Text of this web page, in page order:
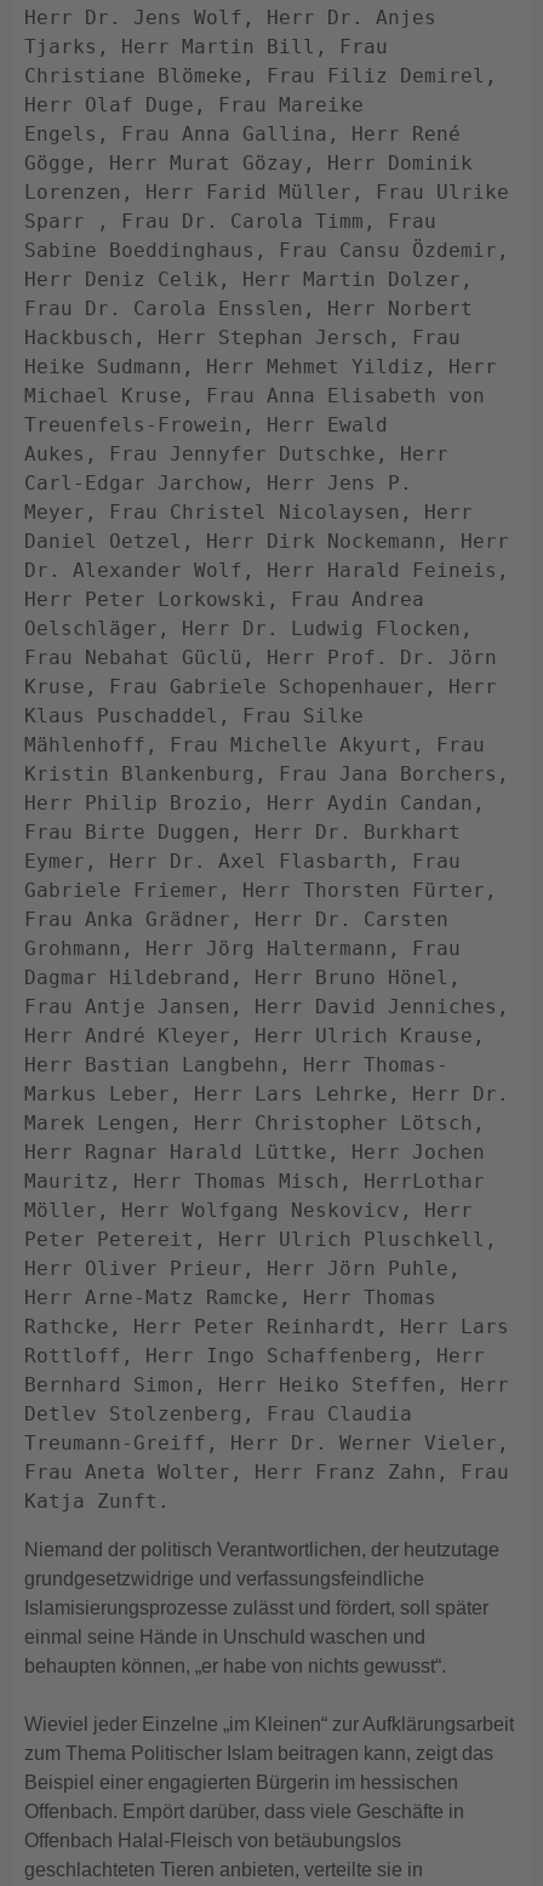
Herr Dr. Jens Wolf, Herr Dr. Anjes
Tjarks, Herr Martin Bill, Frau
Christiane Blömeke, Frau Filiz Demirel,
Herr Olaf Duge, Frau Mareike
Engels, Frau Anna Gallina, Herr René
Gögge, Herr Murat Gözay, Herr Dominik
Lorenzen, Herr Farid Müller, Frau Ulrike
Sparr , Frau Dr. Carola Timm, Frau
Sabine Boeddinghaus, Frau Cansu Özdemir,
Herr Deniz Celik, Herr Martin Dolzer,
Frau Dr. Carola Ensslen, Herr Norbert
Hackbusch, Herr Stephan Jersch, Frau
Heike Sudmann, Herr Mehmet Yildiz, Herr
Michael Kruse, Frau Anna Elisabeth von
Treuenfels-Frowein, Herr Ewald
Aukes, Frau Jennyfer Dutschke, Herr
Carl-Edgar Jarchow, Herr Jens P.
Meyer, Frau Christel Nicolaysen, Herr
Daniel Oetzel, Herr Dirk Nockemann, Herr
Dr. Alexander Wolf, Herr Harald Feineis,
Herr Peter Lorkowski, Frau Andrea
Oelschläger, Herr Dr. Ludwig Flocken,
Frau Nebahat Güclü, Herr Prof. Dr. Jörn
Kruse, Frau Gabriele Schopenhauer, Herr
Klaus Puschaddel, Frau Silke
Mählenhoff, Frau Michelle Akyurt, Frau
Kristin Blankenburg, Frau Jana Borchers,
Herr Philip Brozio, Herr Aydin Candan,
Frau Birte Duggen, Herr Dr. Burkhart
Eymer, Herr Dr. Axel Flasbarth, Frau
Gabriele Friemer, Herr Thorsten Fürter,
Frau Anka Grädner, Herr Dr. Carsten
Grohmann, Herr Jörg Haltermann, Frau
Dagmar Hildebrand, Herr Bruno Hönel,
Frau Antje Jansen, Herr David Jenniches,
Herr André Kleyer, Herr Ulrich Krause,
Herr Bastian Langbehn, Herr Thomas-
Markus Leber, Herr Lars Lehrke, Herr Dr.
Marek Lengen, Herr Christopher Lötsch,
Herr Ragnar Harald Lüttke, Herr Jochen
Mauritz, Herr Thomas Misch, HerrLothar
Möller, Herr Wolfgang Neskovicv, Herr
Peter Petereit, Herr Ulrich Pluschkell,
Herr Oliver Prieur, Herr Jörn Puhle,
Herr Arne-Matz Ramcke, Herr Thomas
Rathcke, Herr Peter Reinhardt, Herr Lars
Rottloff, Herr Ingo Schaffenberg, Herr
Bernhard Simon, Herr Heiko Steffen, Herr
Detlev Stolzenberg, Frau Claudia
Treumann-Greiff, Herr Dr. Werner Vieler,
Frau Aneta Wolter, Herr Franz Zahn, Frau
Katja Zunft.
Niemand der politisch Verantwortlichen, der heutzutage
grundgesetzwidrige und verfassungsfeindliche
Islamisierungsprozesse zulässt und fördert, soll später
einmal seine Hände in Unschuld waschen und
behaupten können, „er habe von nichts gewusst“.
Wieviel jeder Einzelne „im Kleinen“ zur Aufklärungsarbeit
zum Thema Politischer Islam beitragen kann, zeigt das
Beispiel einer engagierten Bürgerin im hessischen
Offenbach. Empört darüber, dass viele Geschäfte in
Offenbach Halal-Fleisch von betäubungslos
geschlachteten Tieren anbieten, verteilte sie in